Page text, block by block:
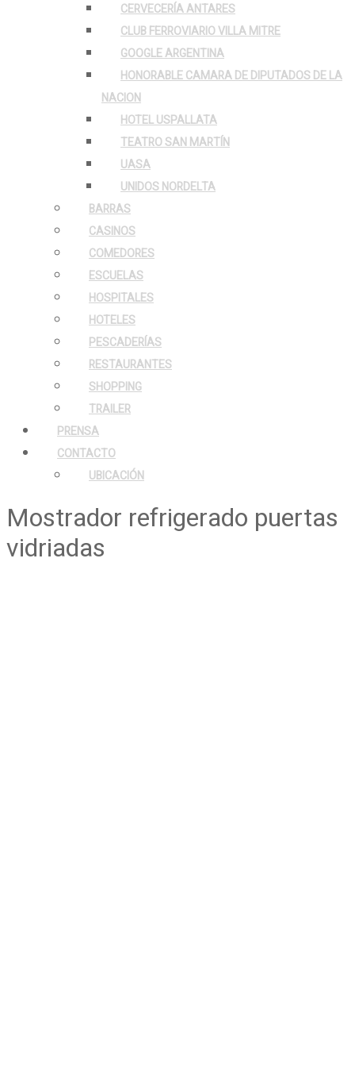
CERVECERÍA ANTARES
CLUB FERROVIARIO VILLA MITRE
GOOGLE ARGENTINA
HONORABLE CAMARA DE DIPUTADOS DE LA
NACION
HOTEL USPALLATA
TEATRO SAN MARTÍN
UASA
UNIDOS NORDELTA
BARRAS
CASINOS
COMEDORES
ESCUELAS
HOSPITALES
HOTELES
PESCADERÍAS
RESTAURANTES
SHOPPING
TRAILER
PRENSA
CONTACTO
UBICACIÓN
Mostrador refrigerado puertas
vidriadas